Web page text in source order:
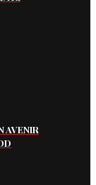
AVENIR